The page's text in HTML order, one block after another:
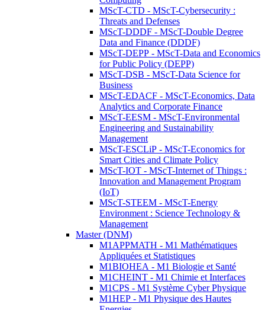
MScT-CTD - MScT-Cybersecurity :
Threats and Defenses
MScT-DDDF - MScT-Double Degree
Data and Finance (DDDF)
MScT-DEPP - MScT-Data and Economics
for Public Policy (DEPP)
MScT-DSB - MScT-Data Science for
Business
MScT-EDACF - MScT-Economics, Data
Analytics and Corporate Finance
MScT-EESM - MScT-Environmental
Engineering and Sustainability
Management
MScT-ESCLiP - MScT-Economics for
Smart Cities and Climate Policy
MScT-IOT - MScT-Internet of Things :
Innovation and Management Program
(IoT)
MScT-STEEM - MScT-Energy
Environment : Science Technology &
Management
Master (DNM)
M1APPMATH - M1 Mathématiques
Appliquées et Statistiques
M1BIOHEA - M1 Biologie et Santé
M1CHEINT - M1 Chimie et Interfaces
M1CPS - M1 Système Cyber Physique
M1HEP - M1 Physique des Hautes